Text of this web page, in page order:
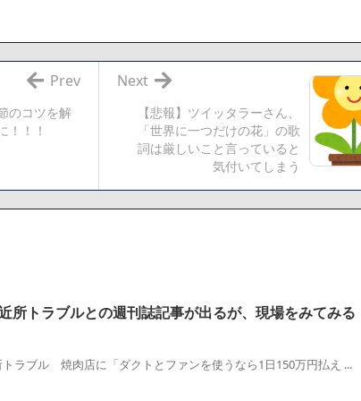
が質問ある？
【悲報】ツイッタラーさん、
「世界に一つだけの花」の歌
詞は厳しいこと言っていると
気付いてしまう
Next
のコツを解
！！！
Prev
所トラブルとの週刊誌記事が出るが、現場をみてみる
ラブル 焼肉店に「ダクトとファンを使うなら1日150万円払え ...